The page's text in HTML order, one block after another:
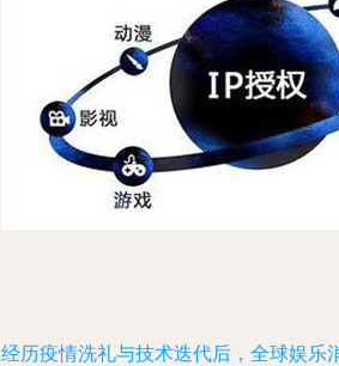
历疫情洗礼与技术迭代后，全球娱乐